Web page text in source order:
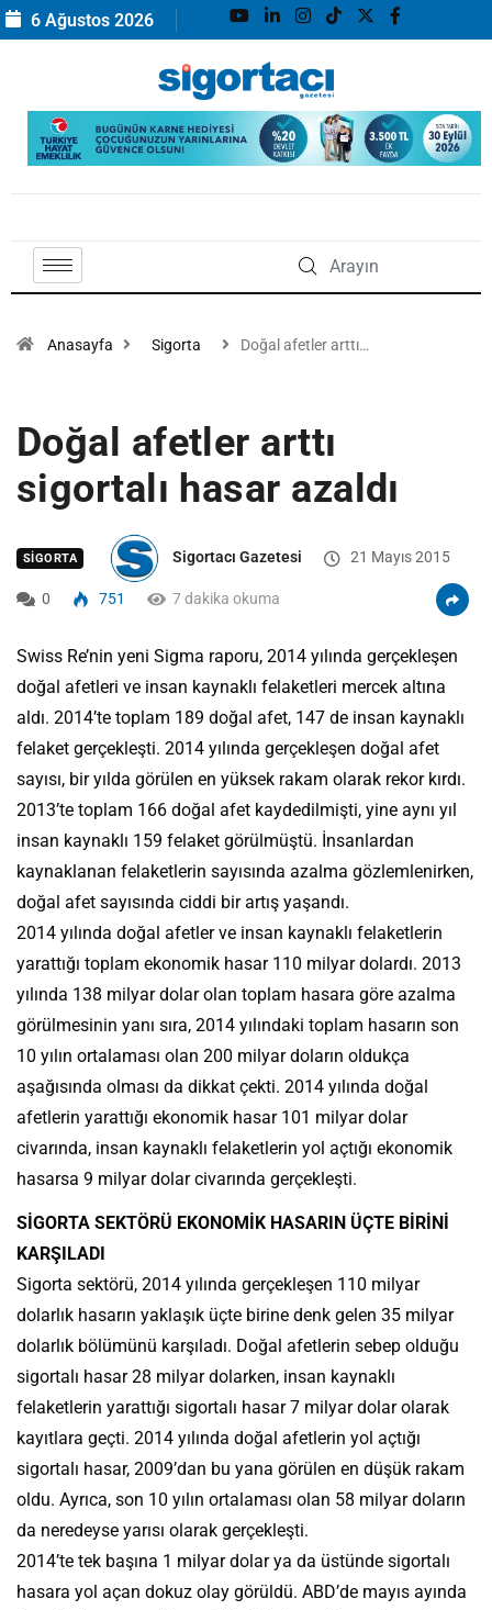
6 Ağustos 2026
Anasayfa Sigorta Doğal afetler arttı…
Doğal afetler arttı
sigortalı hasar azaldı
SIGORTA Sigortacı Gazetesi 21 Mayıs 2015
0 751 7 dakika okuma
Swiss Re’nin yeni Sigma raporu, 2014 yılında gerçekleşen
doğal afetleri ve insan kaynaklı felaketleri mercek altına
aldı. 2014’te toplam 189 doğal afet, 147 de insan kaynaklı
felaket gerçekleşti. 2014 yılında gerçekleşen doğal afet
sayısı, bir yılda görülen en yüksek rakam olarak rekor kırdı.
2013’te toplam 166 doğal afet kaydedilmişti, yine aynı yıl
insan kaynaklı 159 felaket görülmüştü. İnsanlardan
kaynaklanan felaketlerin sayısında azalma gözlemlenirken,
doğal afet sayısında ciddi bir artış yaşandı.
2014 yılında doğal afetler ve insan kaynaklı felaketlerin
yarattığı toplam ekonomik hasar 110 milyar dolardı. 2013
yılında 138 milyar dolar olan toplam hasara göre azalma
görülmesinin yanı sıra, 2014 yılındaki toplam hasarın son
10 yılın ortalaması olan 200 milyar doların oldukça
aşağısında olması da dikkat çekti. 2014 yılında doğal
afetlerin yarattığı ekonomik hasar 101 milyar dolar
civarında, insan kaynaklı felaketlerin yol açtığı ekonomik
hasarsa 9 milyar dolar civarında gerçekleşti.
SİGORTA SEKTÖRÜ EKONOMİK HASARIN ÜÇTE BİRİNİ
KARŞILADI
Sigorta sektörü, 2014 yılında gerçekleşen 110 milyar
dolarlık hasarın yaklaşık üçte birine denk gelen 35 milyar
dolarlık bölümünü karşıladı. Doğal afetlerin sebep olduğu
sigortalı hasar 28 milyar dolarken, insan kaynaklı
felaketlerin yarattığı sigortalı hasar 7 milyar dolar olarak
kayıtlara geçti. 2014 yılında doğal afetlerin yol açtığı
sigortalı hasar, 2009’dan bu yana görülen en düşük rakam
oldu. Ayrıca, son 10 yılın ortalaması olan 58 milyar doların
da neredeyse yarısı olarak gerçekleşti.
2014’te tek başına 1 milyar dolar ya da üstünde sigortalı
hasara yol açan dokuz olay görüldü. ABD’de mayıs ayında